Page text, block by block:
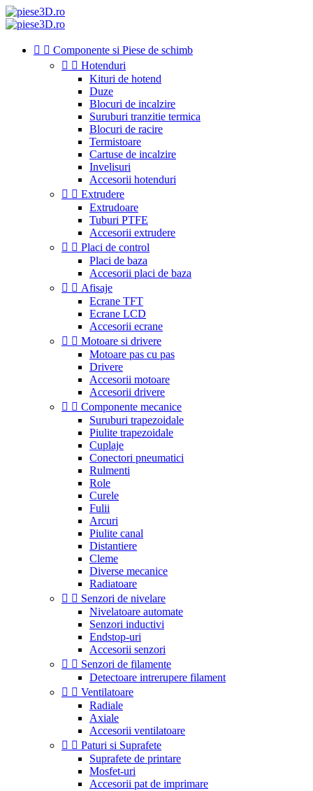
  Componente si Piese de schimb
  Hotenduri
Kituri de hotend
Duze
Blocuri de incalzire
Suruburi tranzitie termica
Blocuri de racire
Termistoare
Cartuse de incalzire
Invelisuri
Accesorii hotenduri
  Extrudere
Extrudoare
Tuburi PTFE
Accesorii extrudere
  Placi de control
Placi de baza
Accesorii placi de baza
  Afisaje
Ecrane TFT
Ecrane LCD
Accesorii ecrane
  Motoare si drivere
Motoare pas cu pas
Drivere
Accesorii motoare
Accesorii drivere
  Componente mecanice
Suruburi trapezoidale
Piulite trapezoidale
Cuplaje
Conectori pneumatici
Rulmenti
Role
Curele
Fulii
Arcuri
Piulite canal
Distantiere
Cleme
Diverse mecanice
Radiatoare
  Senzori de nivelare
Nivelatoare automate
Senzori inductivi
Endstop-uri
Accesorii senzori
  Senzori de filamente
Detectoare intrerupere filament
  Ventilatoare
Radiale
Axiale
Accesorii ventilatoare
  Paturi si Suprafete
Suprafete de printare
Mosfet-uri
Accesorii pat de imprimare